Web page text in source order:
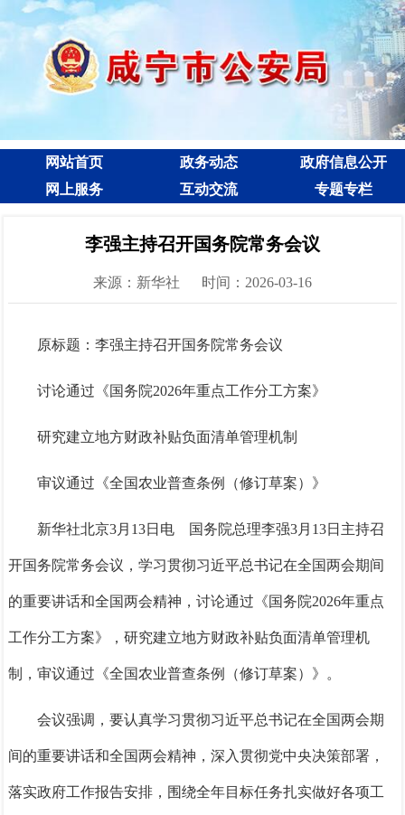
网站首页 政务动态
政府信息公开
网上服务
互动交流 专题专栏
李强主持召开国务院常务会议
来源：新华社 时间：2026-03-16
原标题：李强主持召开国务院常务会议
讨论通过《国务院2026年重点工作分工方案》
研究建立地方财政补贴负面清单管理机制
审议通过《全国农业普查条例（修订草案）》
新华社北京3月13日电 国务院总理李强3月13日主持召
开国务院常务会议，学习贯彻习近平总书记在全国两会期间
的重要讲话和全国两会精神，讨论通过《国务院2026年重点
工作分工方案》，研究建立地方财政补贴负面清单管理机
制，审议通过《全国农业普查条例（修订草案）》。
会议强调，要认真学习贯彻习近平总书记在全国两会期
间的重要讲话和全国两会精神，深入贯彻党中央决策部署，
落实政府工作报告安排，围绕全年目标任务扎实做好各项工